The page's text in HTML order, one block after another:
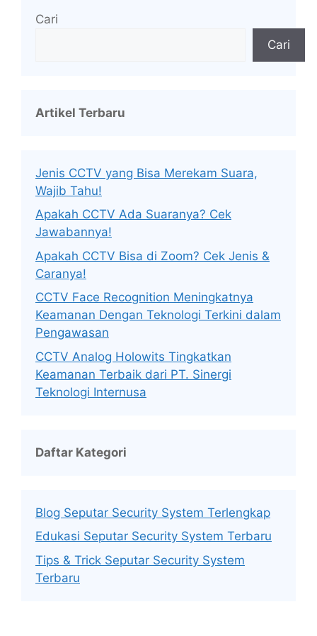
Cari
Cari
Artikel Terbaru
Jenis CCTV yang Bisa Merekam Suara,
Wajib Tahu!
Apakah CCTV Ada Suaranya? Cek
Jawabannya!
Apakah CCTV Bisa di Zoom? Cek Jenis &
Caranya!
CCTV Face Recognition Meningkatnya
Keamanan Dengan Teknologi Terkini dalam
Pengawasan
CCTV Analog Holowits Tingkatkan
Keamanan Terbaik dari PT. Sinergi
Teknologi Internusa
Daftar Kategori
Blog Seputar Security System Terlengkap
Edukasi Seputar Security System Terbaru
Tips & Trick Seputar Security System
Terbaru